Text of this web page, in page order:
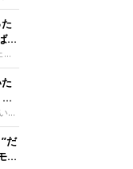
と
護
。
に
花
で
え
せ
の
月
ら
ま
な
だ
ー